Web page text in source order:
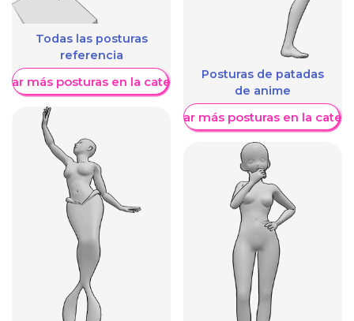
Todas las posturas
referencia
más posturas en la categoría Posturas de patadas
de anime
Mostrar más posturas en la